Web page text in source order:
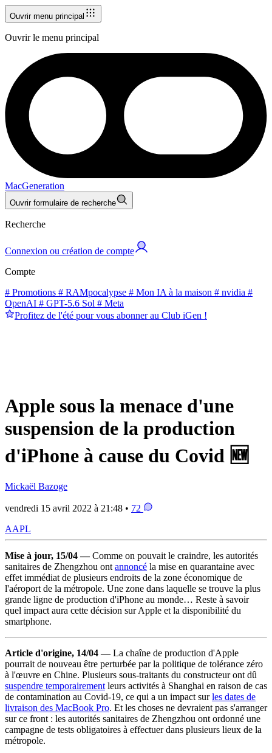
Ouvrir menu principal
Ouvrir le menu principal
MacGeneration
Ouvrir formulaire de recherche
Recherche
Connexion ou création de compte
Compte
# Promotions # RAMpocalypse # Mon IA à la maison # nvidia #
OpenAI # GPT-5.6 Sol # Meta
Profitez de l'été pour vous abonner au Club iGen !
Apple sous la menace d'une
suspension de la production
d'iPhone à cause du Covid 🆕
Mickaël Bazoge
vendredi 15 avril 2022 à 21:48 • 72
AAPL
Mise à jour, 15/04 —Comme on pouvait le craindre, les autorités
sanitaires de Zhengzhou ont annoncé la mise en quarantaine avec
effet immédiat de plusieurs endroits de la zone économique de
l'aéroport de la métropole. Une zone dans laquelle se trouve la plus
grande ligne de production d'iPhone au monde… Reste à savoir
quel impact aura cette décision sur Apple et la disponibilité du
smartphone.
Article d'origine, 14/04 —La chaîne de production d'Apple
pourrait de nouveau être perturbée par la politique de tolérance zéro
à l'œuvre en Chine. Plusieurs sous-traitants du constructeur ont dû
suspendre temporairement leurs activités à Shanghai en raison de cas
de contamination au Covid-19, ce qui a un impact surles dates de
livraison des MacBook Pro. Et les choses ne devraient pas s'arranger
sur ce front : les autorités sanitaires de Zhengzhou ont ordonné une
campagne de tests obligatoires à effectuer dans plusieurs lieux de la
métropole.